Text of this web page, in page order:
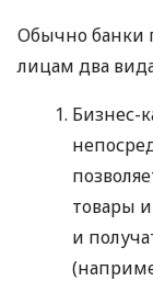
Обычно банки
лицам два
Бизнес-
товары
и